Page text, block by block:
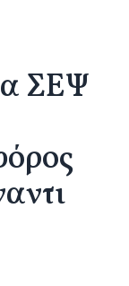
ΣΕΨ